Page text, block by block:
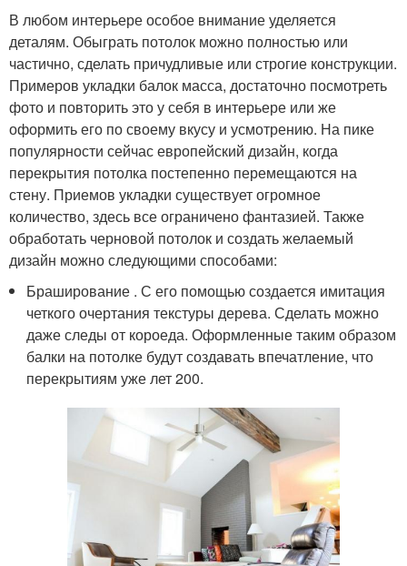
В любом интерьере особое внимание уделяется
деталям. Обыграть потолок можно полностью или
частично, сделать причудливые или строгие конструкции.
Примеров укладки балок масса, достаточно посмотреть
фото и повторить это у себя в интерьере или же
оформить его по своему вкусу и усмотрению. На пике
популярности сейчас европейский дизайн, когда
перекрытия потолка постепенно перемещаются на
стену. Приемов укладки существует огромное
количество, здесь все ограничено фантазией. Также
обработать черновой потолок и создать желаемый
дизайн можно следующими способами:
Браширование . С его помощью создается имитация
четкого очертания текстуры дерева. Сделать можно
даже следы от короеда. Оформленные таким образом
балки на потолке будут создавать впечатление, что
перекрытиям уже лет 200.